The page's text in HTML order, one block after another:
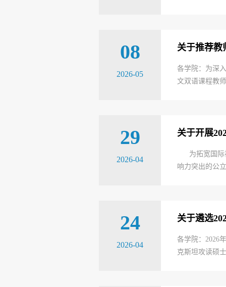
08
2026-05
关于推荐教
各学院：为深
文双语课程教
29
2026-04
关于开展
为拓宽国际视
响力突出的公
24
2026-04
关于遴选
各学院：2026
克斯坦攻读硕